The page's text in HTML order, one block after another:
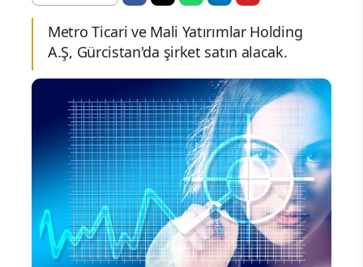
Metro Ticari ve Mali Yatırımlar Holding
A.Ş, Gürcistan'da şirket satın alacak.